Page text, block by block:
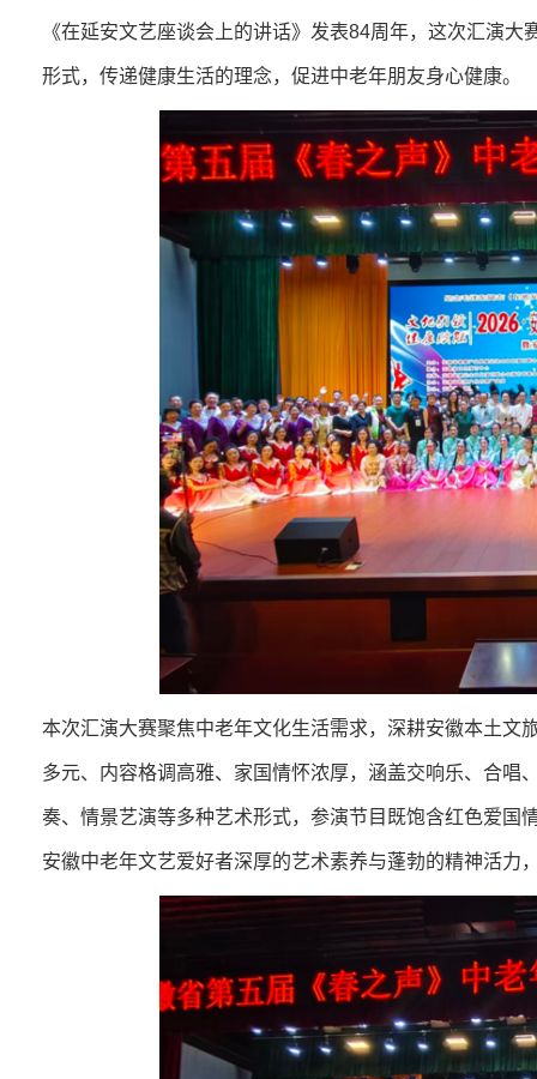
《在延安文艺座谈会上的讲话》发表84周年，这次汇演
形式，传递健康生活的理念，促进中老年朋友身心健康。
本次汇演大赛聚焦中老年文化生活需求，深耕安徽本土文
多元、内容格调高雅、家国情怀浓厚，涵盖交响乐、合唱
奏、情景艺演等多种艺术形式，参演节目既饱含红色爱国
安徽中老年文艺爱好者深厚的艺术素养与蓬勃的精神活力